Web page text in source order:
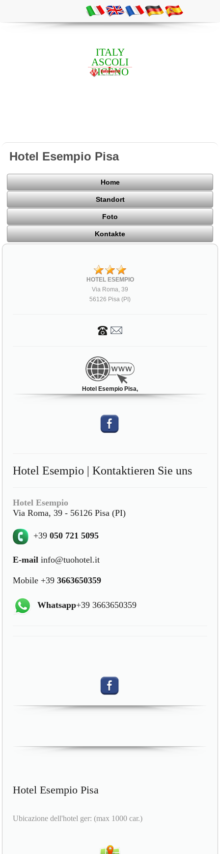
ITALY
ASCOLI
PICENO
Hotel Esempio Pisa
Home
Standort
Foto
Kontakte
HOTEL ESEMPIO
Via Roma, 39
56126 Pisa (PI)
Hotel Esempio Pisa,
Hotel Esempio | Kontaktieren Sie uns
Hotel Esempio
Via Roma, 39 - 56126 Pisa (PI)
+39050 721 5095
E-mail info@tuohotel.it
Mobile +393663650359
Whatsapp+39 3663650359
Hotel Esempio Pisa
Ubicazione dell'hotel ger: (max 1000 car.)